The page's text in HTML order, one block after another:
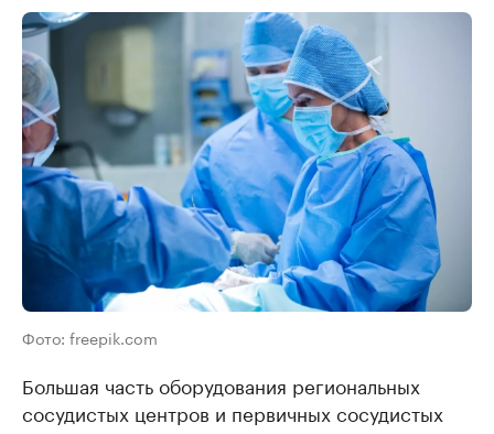
Фото: freepik.com
Большая часть оборудования региональных
сосудистых центров и первичных сосудистых